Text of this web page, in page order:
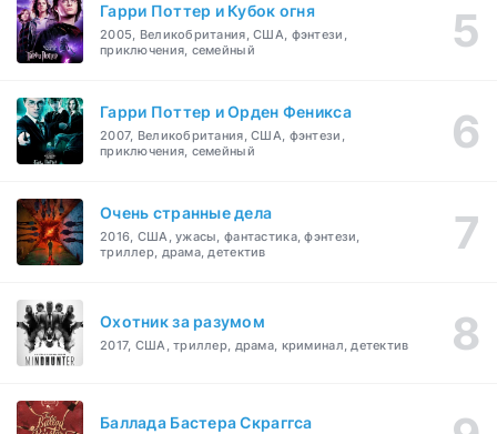
Гарри Поттер и Кубок огня
2005, Великобритания, США, фэнтези,
приключения, семейный
Гарри Поттер и Орден Феникса
2007, Великобритания, США, фэнтези,
приключения, семейный
Очень странные дела
2016, США, ужасы, фантастика, фэнтези,
триллер, драма, детектив
Охотник за разумом
2017, США, триллер, драма, криминал, детектив
Баллада Бастера Скраггса